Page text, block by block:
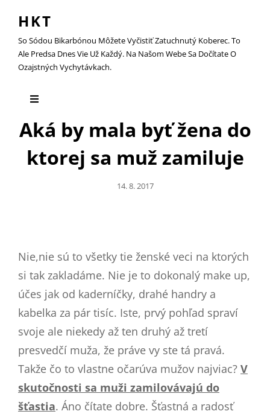
HKT
So Sódou Bikarbónou Môžete Vyčistiť Zatuchnutý Koberec. To
Ale Predsa Dnes Vie Už Každý. Na Našom Webe Sa Dočítate O
Ozajstných Vychytávkach.
Aká by mala byť žena do
ktorej sa muž zamiluje
Posted
14. 8. 2017
Nie,nie sú to všetky tie ženské veci na ktorých
si tak zakladáme. Nie je to dokonalý make up,
účes jak od kaderníčky, drahé handry a
kabelka za pár tisíc. Iste, prvý pohľad spraví
svoje ale niekedy až ten druhý až tretí
presvedčí muža, že práve vy ste tá pravá.
Takže čo to vlastne očarúva mužov najviac? V
skutočnosti sa muži zamilovávajú do
šťastia. Áno čítate dobre. Šťastná a radosť